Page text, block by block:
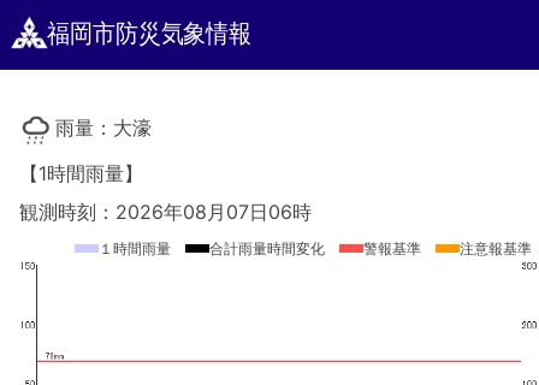
福岡市防災気象情報
雨量：大濠
【1時間雨量】
観測時刻：2026年08月07日06時
１時間雨量 合計雨量時間変化 警報基準 注意報基準